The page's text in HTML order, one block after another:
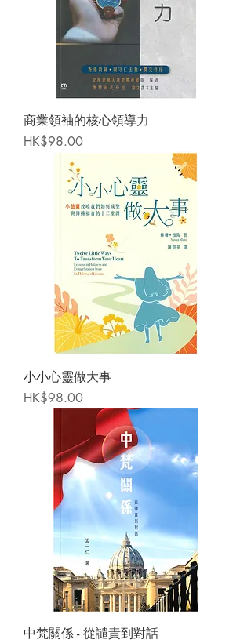
商業領袖的核心領導力
Price
HK$98.00
小小心靈做大事
Price
HK$98.00
中梵關係 - 從譴責到對話